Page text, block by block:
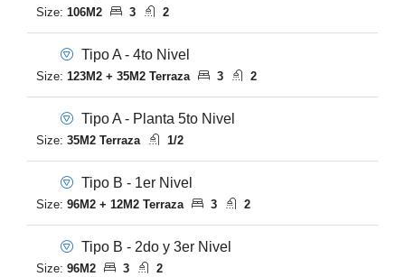
Size: 106M2 3 2
Tipo A - 4to Nivel
Size: 123M2 + 35M2 Terraza 3 2
Tipo A - Planta 5to Nivel
Size: 35M2 Terraza 1/2
Tipo B - 1er Nivel
Size: 96M2 + 12M2 Terraza 3 2
Tipo B - 2do y 3er Nivel
Size: 96M2 3 2